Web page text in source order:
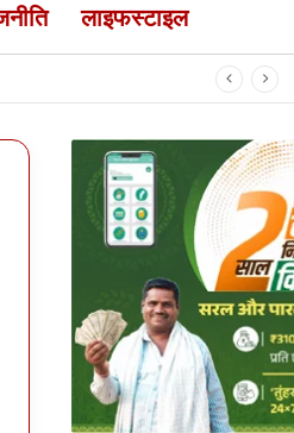
लाइफस्टाइल
3 घायल